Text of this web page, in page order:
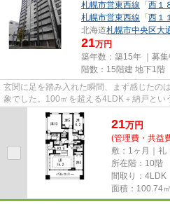
札幌市営東西線 「 西１
札幌市営東西線 「 西１
北海道札幌市中央区大
21万円
築年数：築15年 ｜募集
階数：15階建 地下1階
玄関に足を踏み入れた瞬間、まず感じたの
象でした。100㎡を超える4LDK＋納戸とい
せてくれます。廊下も広く、部...
21万円
(管理費・共益
敷：1ヶ月｜礼
所在階：10階
間取り：4LDK
面積：100.74㎡